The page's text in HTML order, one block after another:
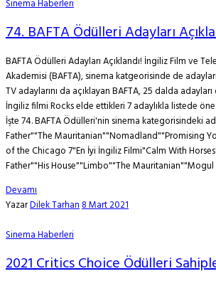
Sinema Haberleri
74. BAFTA Ödülleri Adayları
BAFTA Ödülleri Adayları Açıklandı! İngiliz Film ve
Akademisi (BAFTA), sinema katgeorisinde de
TV adaylarını da açıklayan BAFTA, 25 dalda
İngiliz filmi Rocks elde ettikleri 7 adaylıkla listede
İşte 74. BAFTA Ödülleri'nin sinema kategorisindeki
Father""The Mauritanian""Nomadland""Promising
of the Chicago 7"En İyi İngiliz Filmi"Calm With
Father""His House""Limbo""The
Devamı
YazarDilek Tarhan8 Mart 2021
Sinema Haberleri
2021 Critics Choice Ödülleri